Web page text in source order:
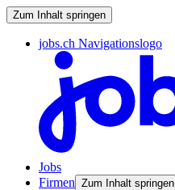
Zum Inhalt springen
jobs.ch Navigationslogo
Jobs
Firmen Zum Inhalt springen